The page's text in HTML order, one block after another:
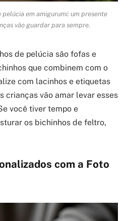
pelúcia em amigurumi: um presente
vão guardar para sempre.
de pelúcia são fofas e
que combinem com o
com lacinhos e etiquetas
crianças vão amar levar esses
você tiver tempo e
os bichinhos de feltro,
com a Foto